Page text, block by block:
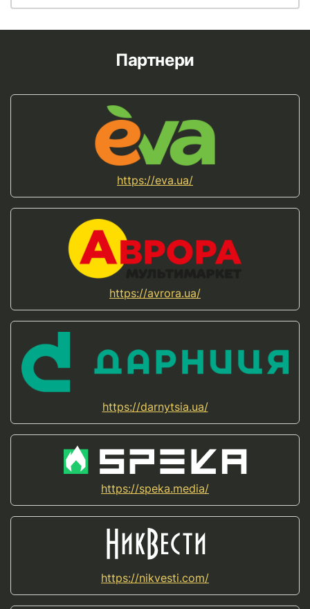
Партнери
https://eva.ua/
https://avrora.ua/
https://darnytsia.ua/
https://speka.media/
https://nikvesti.com/